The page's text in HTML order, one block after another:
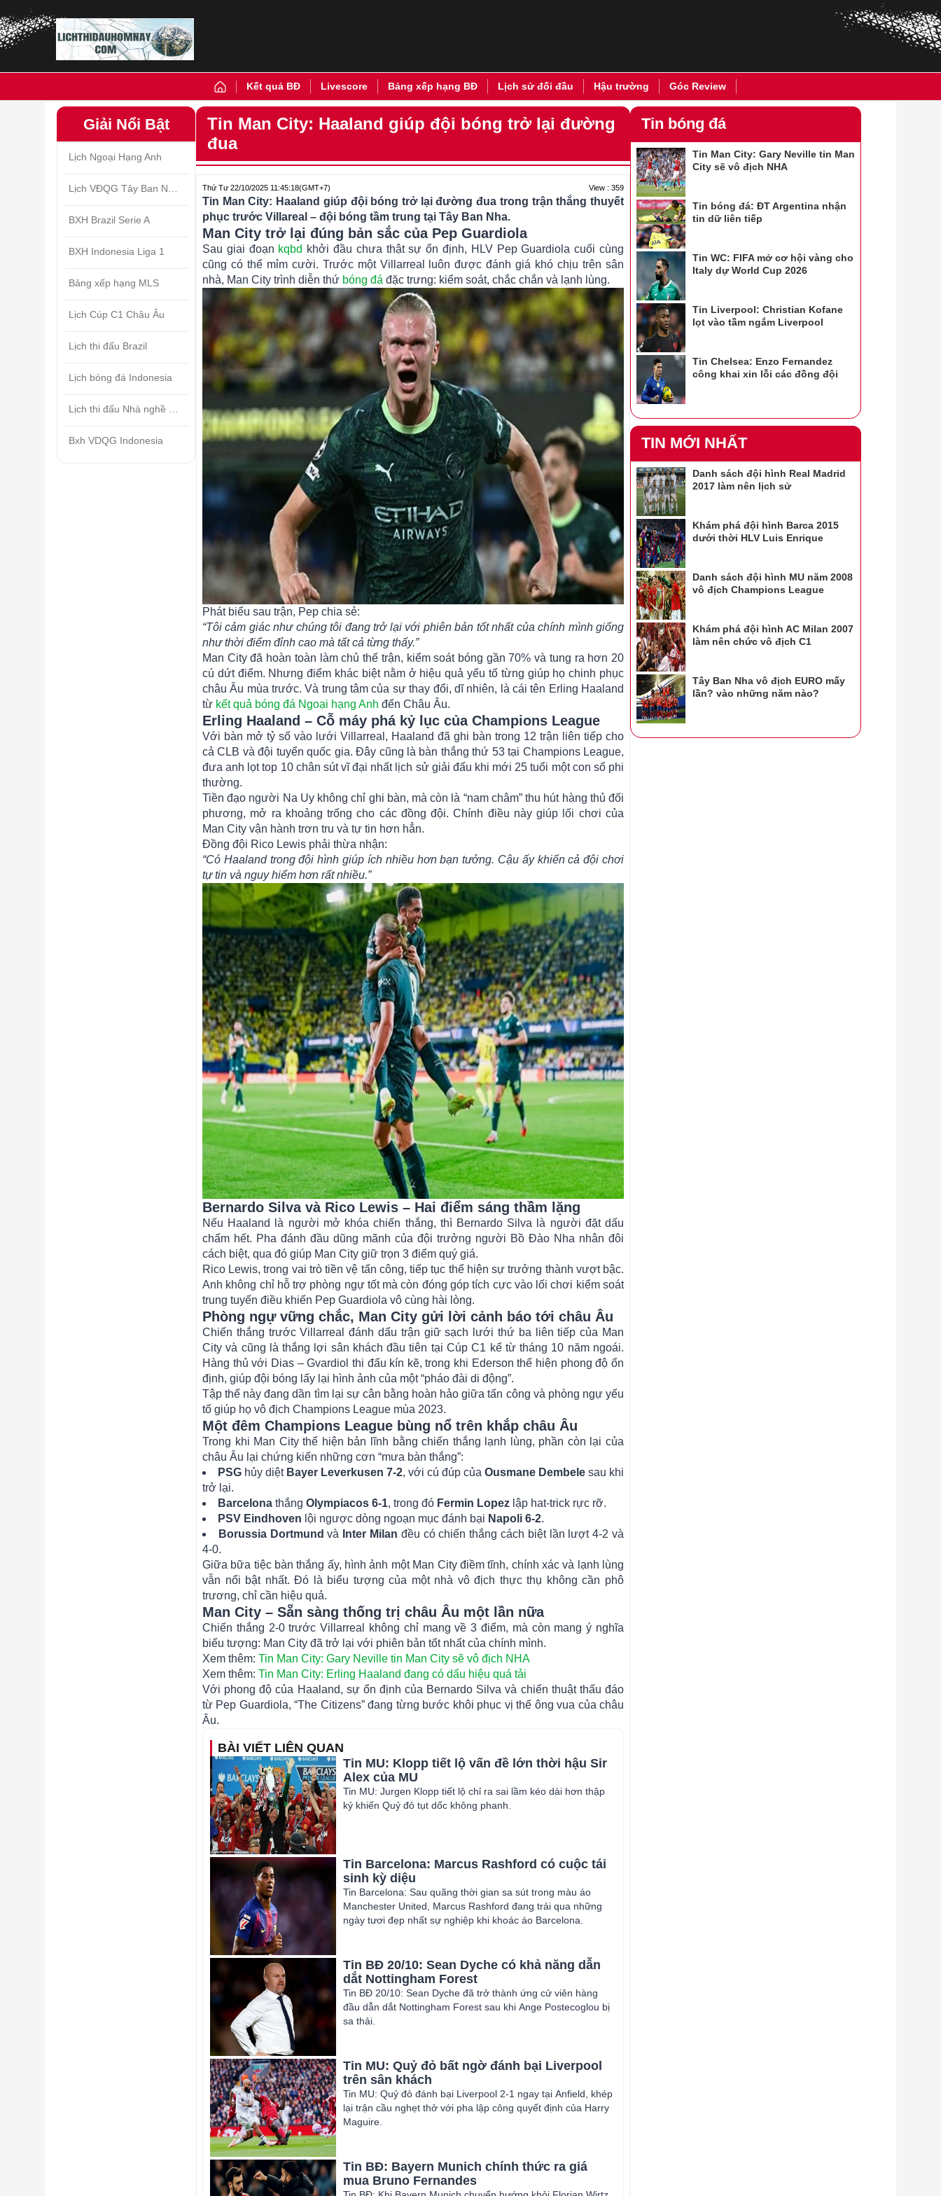
Kết quả BĐ Livescore Bảng xếp hạng BĐ Lịch sử đối đầu Hậu trường Góc Review
Giải Nổi Bật
Lịch Ngoại Hạng Anh
BXH Brazil Serie A
BXH Indonesia Liga 1
Bảng xếp hạng MLS
Lịch Cúp C1 Châu Âu
Lịch thi đấu Brazil
Lịch bóng đá Indonesia
Bxh VDQG Indonesia
Tin Man City: Haaland giúp đội bóng trở lại đường
đua
Thứ Tư 22/10/2025 11:45:18(GMT+7) View : 359
Tin Man City: Haaland giúp đội bóng trở lại đường đua trong trận thắng thuyết
phục trước Villareal – đội bóng tầm trung tại Tây Ban Nha.
Man City trở lại đúng bản sắc của Pep Guardiola
Sau giai đoạn kqbd khởi đầu chưa thật sự ổn định, HLV Pep Guardiola cuối cùng
cũng có thể mỉm cười. Trước một Villarreal luôn được đánh giá khó chịu trên sân
nhà, Man City trình diễn thứ bóng đá đặc trưng: kiểm soát, chắc chắn và lạnh lùng.
Phát biểu sau trận, Pep chia sẻ:
“Tôi cảm giác như chúng tôi đang trở lại với phiên bản tốt nhất của chính mình giống
như thời điểm đỉnh cao mà tất cả từng thấy.”
Man City đã hoàn toàn làm chủ thế trận, kiểm soát bóng gần 70% và tung ra hơn 20
cú dứt điểm. Nhưng điểm khác biệt nằm ở hiệu quả yếu tố từng giúp họ chinh phục
châu Âu mùa trước. Và trung tâm của sự thay đổi, dĩ nhiên, là cái tên Erling Haaland
từ kết quả bóng đá Ngoại hạng Anh đến Châu Âu.
Erling Haaland – Cỗ máy phá kỷ lục của Champions League
Với bàn mở tỷ số vào lưới Villarreal, Haaland đã ghi bàn trong 12 trận liên tiếp cho
cả CLB và đội tuyển quốc gia. Đây cũng là bàn thắng thứ 53 tại Champions League,
đưa anh lọt top 10 chân sút vĩ đại nhất lịch sử giải đấu khi mới 25 tuổi một con số phi
thường.
Tiền đạo người Na Uy không chỉ ghi bàn, mà còn là “nam châm” thu hút hàng thủ đối
phương, mở ra khoảng trống cho các đồng đội. Chính điều này giúp lối chơi của
Man City vận hành trơn tru và tự tin hơn hẳn.
Đồng đội Rico Lewis phải thừa nhận:
“Có Haaland trong đội hình giúp ích nhiều hơn bạn tưởng. Cậu ấy khiến cả đội chơi
tự tin và nguy hiểm hơn rất nhiều.”
Bernardo Silva và Rico Lewis – Hai điểm sáng thầm lặng
Nếu Haaland là người mở khóa chiến thắng, thì Bernardo Silva là người đặt dấu
chấm hết. Pha đánh đầu dũng mãnh của đội trưởng người Bồ Đào Nha nhân đôi
cách biệt, qua đó giúp Man City giữ trọn 3 điểm quý giá.
Rico Lewis, trong vai trò tiền vệ tấn công, tiếp tục thể hiện sự trưởng thành vượt bậc.
Anh không chỉ hỗ trợ phòng ngự tốt mà còn đóng góp tích cực vào lối chơi kiểm soát
trung tuyến điều khiến Pep Guardiola vô cùng hài lòng.
Phòng ngự vững chắc, Man City gửi lời cảnh báo tới châu Âu
Chiến thắng trước Villarreal đánh dấu trận giữ sạch lưới thứ ba liên tiếp của Man
City và cũng là thắng lợi sân khách đầu tiên tại Cúp C1 kể từ tháng 10 năm ngoái.
Hàng thủ với Dias – Gvardiol thi đấu kín kẽ, trong khi Ederson thể hiện phong độ ổn
định, giúp đội bóng lấy lại hình ảnh của một “pháo đài di động”.
Tập thể này đang dần tìm lại sự cân bằng hoàn hảo giữa tấn công và phòng ngự yếu
tố giúp họ vô địch Champions League mùa 2023.
Một đêm Champions League bùng nổ trên khắp châu Âu
Trong khi Man City thể hiện bản lĩnh bằng chiến thắng lạnh lùng, phần còn lại của
châu Âu lại chứng kiến những cơn “mưa bàn thắng”:
PSG hủy diệt Bayer Leverkusen 7-2, với cú đúp của Ousmane Dembele sau khi
trở lại.
Barcelona thắng Olympiacos 6-1, trong đó Fermin Lopez lập hat-trick rực rỡ.
PSV Eindhoven lội ngược dòng ngoạn mục đánh bại Napoli 6-2.
Borussia Dortmund và Inter Milan đều có chiến thắng cách biệt lần lượt 4-2 và
4-0.
Giữa bữa tiệc bàn thắng ấy, hình ảnh một Man City điềm tĩnh, chính xác và lạnh lùng
vẫn nổi bật nhất. Đó là biểu tượng của một nhà vô địch thực thụ không cần phô
trương, chỉ cần hiệu quả.
Man City – Sẵn sàng thống trị châu Âu một lần nữa
Chiến thắng 2-0 trước Villarreal không chỉ mang về 3 điểm, mà còn mang ý nghĩa
biểu tượng: Man City đã trở lại với phiên bản tốt nhất của chính mình.
Xem thêm: Tin Man City: Gary Neville tin Man City sẽ vô địch NHA
Xem thêm: Tin Man City: Erling Haaland đang có dấu hiệu quá tải
Với phong độ của Haaland, sự ổn định của Bernardo Silva và chiến thuật thấu đáo
từ Pep Guardiola, “The Citizens” đang từng bước khôi phục vị thế ông vua của châu
Âu.
BÀI VIẾT LIÊN QUAN
Tin MU: Klopp tiết lộ vấn đề lớn thời hậu Sir
Alex của MU
Tin MU: Jurgen Klopp tiết lộ chỉ ra sai lầm kéo dài hơn thập
kỷ khiến Quỷ đỏ tụt dốc không phanh.
Tin Barcelona: Marcus Rashford có cuộc tái
sinh kỳ diệu
Tin Barcelona: Sau quãng thời gian sa sút trong màu áo
Manchester United, Marcus Rashford đang trải qua những
ngày tươi đẹp nhất sự nghiệp khi khoác áo Barcelona.
Tin BĐ 20/10: Sean Dyche có khả năng dẫn
dắt Nottingham Forest
Tin BĐ 20/10: Sean Dyche đã trở thành ứng cử viên hàng
đầu dẫn dắt Nottingham Forest sau khi Ange Postecoglou bị
sa thải.
Tin MU: Quỷ đỏ bất ngờ đánh bại Liverpool
trên sân khách
Tin MU: Quỷ đỏ đánh bại Liverpool 2-1 ngay tại Anfield, khép
lại trận cầu nghẹt thở với pha lập công quyết định của Harry
Maguire.
Tin BĐ: Bayern Munich chính thức ra giá
mua Bruno Fernandes
Tin bóng đá
Tin Man City: Gary Neville tin Man
City sẽ vô địch NHA
Tin bóng đá: ĐT Argentina nhận
tin dữ liên tiếp
Tin WC: FIFA mở cơ hội vàng cho
Italy dự World Cup 2026
Tin Liverpool: Christian Kofane
lọt vào tầm ngắm Liverpool
Tin Chelsea: Enzo Fernandez
công khai xin lỗi các đồng đội
TIN MỚI NHẤT
Danh sách đội hình Real Madrid
2017 làm nên lịch sử
Khám phá đội hình Barca 2015
dưới thời HLV Luis Enrique
Danh sách đội hình MU năm 2008
vô địch Champions League
Khám phá đội hình AC Milan 2007
làm nên chức vô địch C1
Tây Ban Nha vô địch EURO mấy
lần? vào những năm nào?